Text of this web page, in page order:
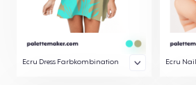
Ecru Dress Farbkombination Ecru